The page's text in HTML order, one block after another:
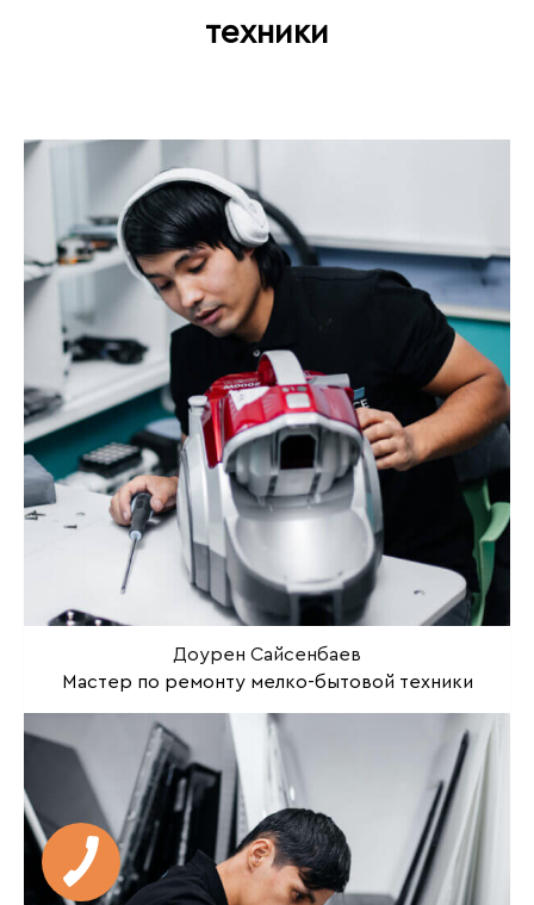
техники
Доурен Сайсенбаев
Мастер по ремонту мелко-бытовой техники